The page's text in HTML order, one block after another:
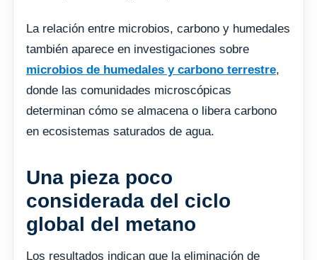
La relación entre microbios, carbono y humedales
también aparece en investigaciones sobre
microbios de humedales y carbono terrestre,
donde las comunidades microscópicas
determinan cómo se almacena o libera carbono
en ecosistemas saturados de agua.
Una pieza poco
considerada del ciclo
global del metano
Los resultados indican que la eliminación de